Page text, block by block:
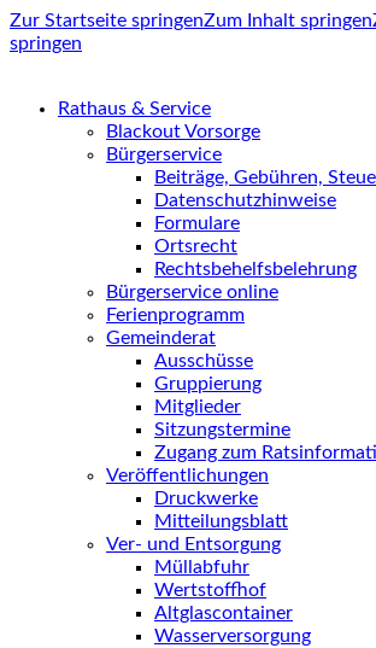
Zur Startseite springenZum Inhalt springen
springen
Rathaus & Service
Blackout Vorsorge
Bürgerservice
Beiträge, Gebühren,
Datenschutzhinweise
Formulare
Ortsrecht
Rechtsbehelfsbelehrung
Bürgerservice online
Ferienprogramm
Gemeinderat
Ausschüsse
Gruppierung
Mitglieder
Sitzungstermine
Zugang zum
Veröffentlichungen
Druckwerke
Mitteilungsblatt
Ver- und Entsorgung
Müllabfuhr
Wertstoffhof
Altglascontainer
Wasserversorgung